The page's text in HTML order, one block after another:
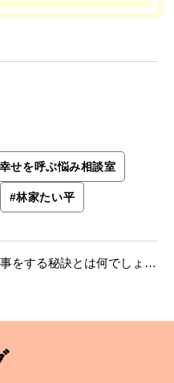
せを呼ぶ悩み相談室
#林家たい平
をする秘訣とは何でしょう